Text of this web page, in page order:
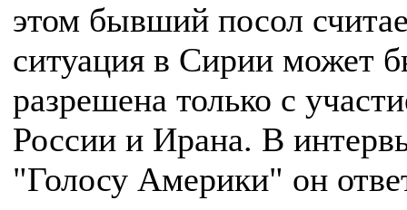
этом бывший посол
ситуация в Сирии может
разрешена только с
России и Ирана. В
"Голосу Америки" он